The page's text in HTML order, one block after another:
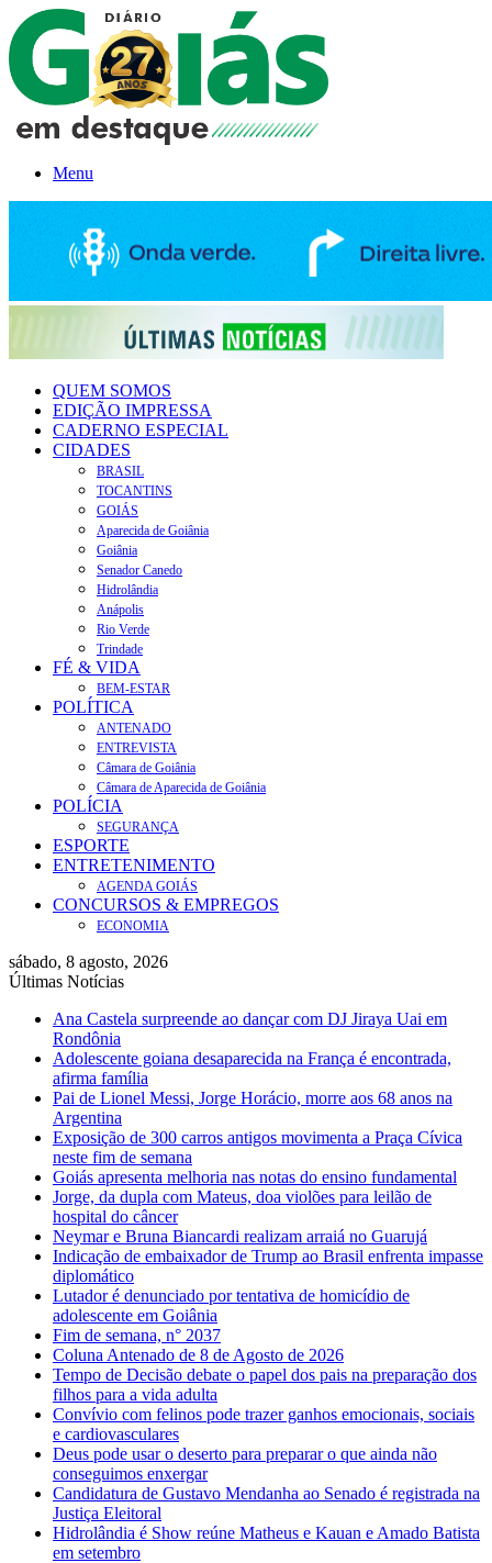
Menu
QUEM SOMOS
EDIÇÃO IMPRESSA
CADERNO ESPECIAL
CIDADES
BRASIL
TOCANTINS
GOIÁS
Aparecida de Goiânia
Goiânia
Senador Canedo
Hidrolândia
Anápolis
Rio Verde
Trindade
FÉ & VIDA
BEM-ESTAR
POLÍTICA
ANTENADO
ENTREVISTA
Câmara de Goiânia
Câmara de Aparecida de Goiânia
POLÍCIA
SEGURANÇA
ESPORTE
ENTRETENIMENTO
AGENDA GOIÁS
CONCURSOS & EMPREGOS
ECONOMIA
sábado, 8 agosto, 2026
Últimas Notícias
Ana Castela surpreende ao dançar com DJ Jiraya Uai em
Rondônia
Adolescente goiana desaparecida na França é encontrada,
afirma família
Pai de Lionel Messi, Jorge Horácio, morre aos 68 anos na
Argentina
Exposição de 300 carros antigos movimenta a Praça Cívica
neste fim de semana
Goiás apresenta melhoria nas notas do ensino fundamental
Jorge, da dupla com Mateus, doa violões para leilão de
hospital do câncer
Neymar e Bruna Biancardi realizam arraiá no Guarujá
Indicação de embaixador de Trump ao Brasil enfrenta impasse
diplomático
Lutador é denunciado por tentativa de homicídio de
adolescente em Goiânia
Fim de semana, n° 2037
Coluna Antenado de 8 de Agosto de 2026
Tempo de Decisão debate o papel dos pais na preparação dos
filhos para a vida adulta
Convívio com felinos pode trazer ganhos emocionais, sociais
e cardiovasculares
Deus pode usar o deserto para preparar o que ainda não
conseguimos enxergar
Candidatura de Gustavo Mendanha ao Senado é registrada na
Justiça Eleitoral
Hidrolândia é Show reúne Matheus e Kauan e Amado Batista
em setembro